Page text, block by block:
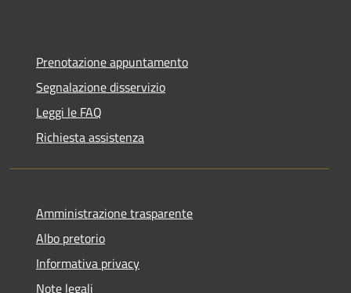
Prenotazione appuntamento
Segnalazione disservizio
Leggi le FAQ
Richiesta assistenza
Amministrazione trasparente
Albo pretorio
Informativa privacy
Note legali